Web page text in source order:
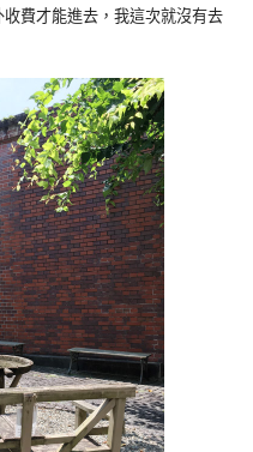
費才能進去，我這次就沒有去